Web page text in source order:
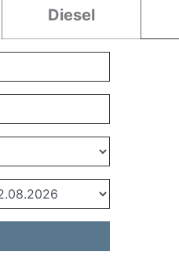
Diesel